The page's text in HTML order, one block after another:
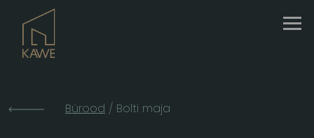
content
Bürood / Bolti maja